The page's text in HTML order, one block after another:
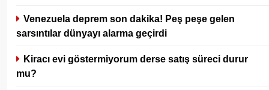
Venezuela deprem son dakika! Peş peşe gelen
sarsıntılar dünyayı alarma geçirdi
Kiracı evi göstermiyorum derse satış süreci durur
mu?